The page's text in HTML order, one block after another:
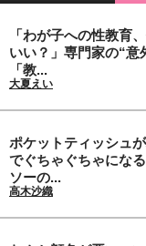
「わが子への性教育
いい？」専門家の“意
「教...
大夏えい
ポケットティッシュ
でぐちゃぐちゃにな
ソーの...
高木沙織